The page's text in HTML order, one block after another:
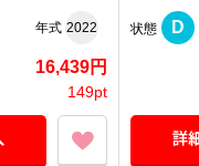
年式 2022
16,439円
149pt
状態 D